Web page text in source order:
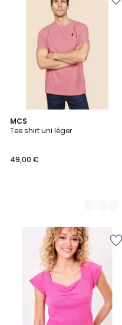
MCS
Tee shirt uni léger
49,00 €
30
Couleurs